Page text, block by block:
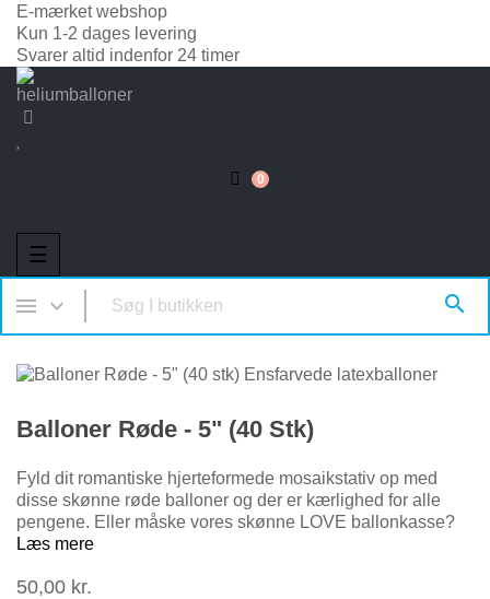
E-mærket webshop
Kun 1-2 dages levering
Svarer altid indenfor 24 timer
0
Toggle
navigation
☰
  
Balloner Røde - 5" (40 Stk)
Fyld dit romantiske hjerteformede mosaikstativ op med
disse skønne røde balloner og der er kærlighed for alle
pengene. Eller måske vores skønne LOVE ballonkasse?
Læs mere
50,00 kr.